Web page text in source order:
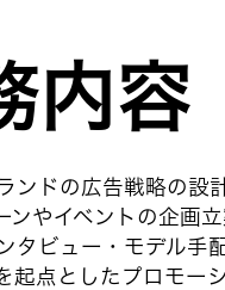
内容
ンドの広告戦略の設
ンやイベントの企画
タビュー・モデル手
起点としたプロモー